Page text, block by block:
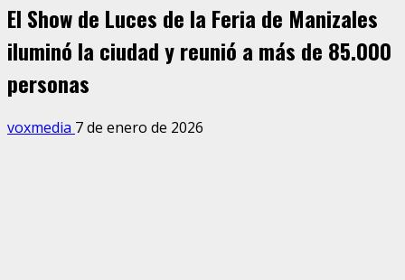
El Show de Luces de la Feria de Manizales
iluminó la ciudad y reunió a más de 85.000
personas
voxmedia 7 de enero de 2026